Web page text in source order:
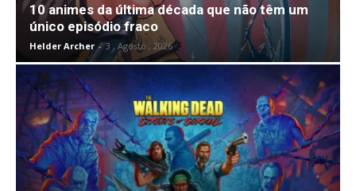
10 animes da última década que não têm um
único episódio fraco
Helder Archer - 3 , Agosto , 2026